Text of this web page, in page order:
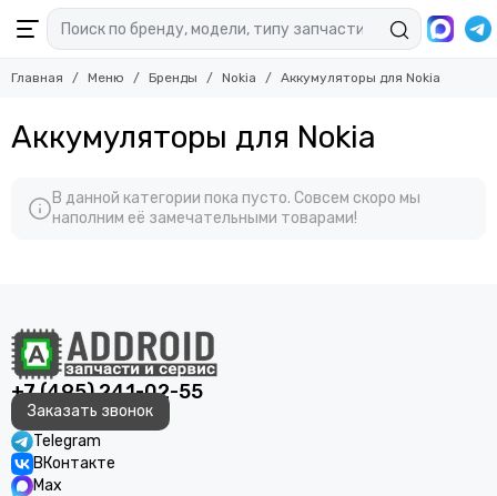
Главная Меню Бренды Nokia Аккумуляторы для Nokia
Аккумуляторы для Nokia
В данной категории пока пусто. Совсем скоро мы
наполним её замечательными товарами!
+7 (495) 241-02-55
Заказать звонок
Telegram
ВКонтакте
Max